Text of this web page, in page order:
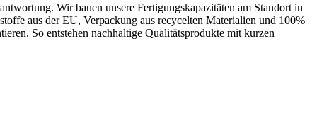
Wir bauen unsere Fertigungskapazitäten am Standort in
aus der EU, Verpackung aus recycelten Materialien und 100%
So entstehen nachhaltige Qualitätsprodukte mit kurzen